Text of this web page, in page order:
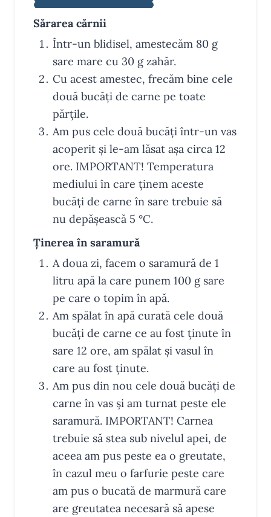
Sărarea cărnii
Într-un blidisel, amestecăm 80 g
sare mare cu 30 g zahăr.
Cu acest amestec, frecăm bine cele
două bucăți de carne pe toate
părțile.
Am pus cele două bucăți într-un vas
acoperit și le-am lăsat așa circa 12
ore. IMPORTANT! Temperatura
mediului în care ținem aceste
bucăți de carne în sare trebuie să
nu depășească 5 °C.
Ținerea în saramură
A doua zi, facem o saramură de 1
litru apă la care punem 100 g sare
pe care o topim în apă.
Am spălat în apă curată cele două
bucăți de carne ce au fost ținute în
sare 12 ore, am spălat și vasul în
care au fost ținute.
Am pus din nou cele două bucăți de
carne în vas și am turnat peste ele
saramură. IMPORTANT! Carnea
trebuie să stea sub nivelul apei, de
aceea am pus peste ea o greutate,
în cazul meu o farfurie peste care
am pus o bucată de marmură care
are greutatea necesară să apese